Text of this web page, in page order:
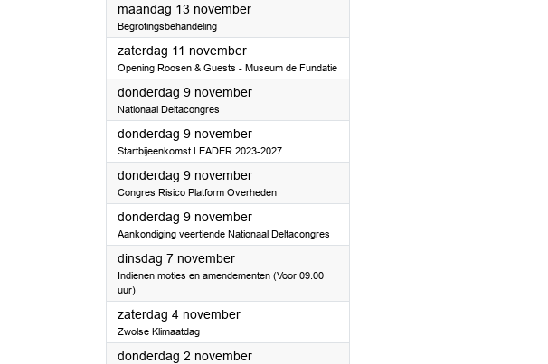
maandag 13 november2023
Begrotingsbehandeling
zaterdag 11 november2023
Opening Roosen & Guests - Museum de Fundatie
donderdag 9 november2023
Nationaal Deltacongres
donderdag 9 november2023
Startbijeenkomst LEADER 2023-2027
donderdag 9 november2023
Congres Risico Platform Overheden
donderdag 9 november2023
Aankondiging veertiende Nationaal Deltacongres
dinsdag 7 november2023
Indienen moties en amendementen (Voor 09.00
uur)
zaterdag 4 november2023
Zwolse Klimaatdag
donderdag 2 november2023